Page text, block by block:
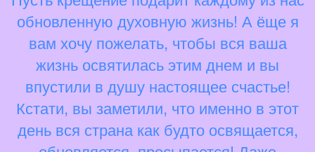
обновленную духовную жизнь! А ёще я
вам хочу пожелать, чтобы вся ваша
жизнь освятилась этим днем и вы
впустили в душу настоящее счастье!
Кстати, вы заметили, что именно в этот
день вся страна как будто освящается,